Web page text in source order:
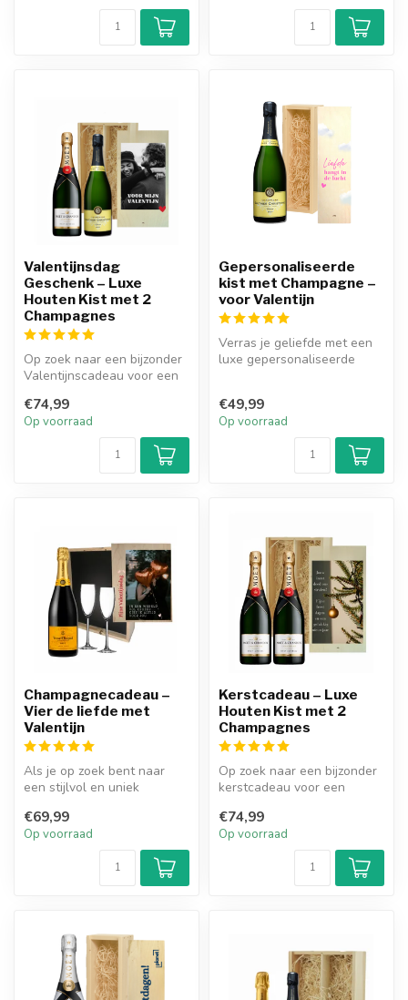
Valentijnsdag
Geschenk – Luxe
Houten Kist met 2
Champagnes
Op zoek naar een bijzonder
Valentijnscadeau voor een
i...
€74,99
Op voorraad
Gepersonaliseerde
kist met Champagne –
voor Valentijn
Verras je geliefde met een
luxe gepersonaliseerde
€49,99
Op voorraad
Champagnecadeau –
Vier de liefde met
Valentijn
Als je op zoek bent naar
een stijlvol en uniek
geper...
€69,99
Op voorraad
Kerstcadeau – Luxe
Houten Kist met 2
Champagnes
Op zoek naar een bijzonder
kerstcadeau voor een
is de ...
€74,99
Op voorraad